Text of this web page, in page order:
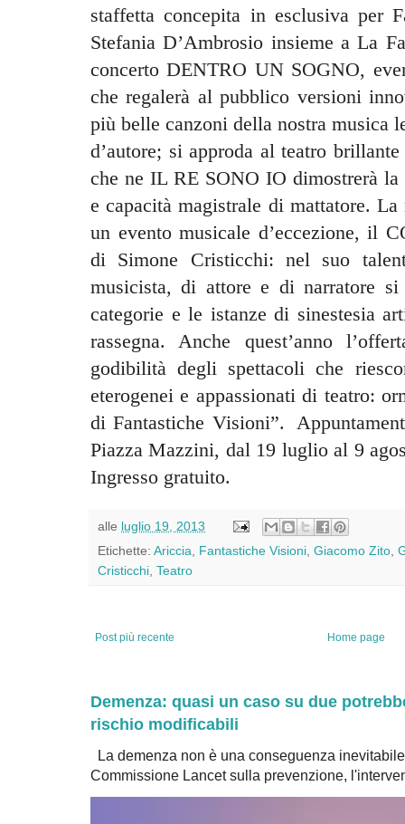
staffetta concepita in esclusiva per
Stefania D’Ambrosio insieme a La
concerto DENTRO UN SOGNO,
che regalerà al pubblico versioni
più belle canzoni della nostra musica
d’autore; si approda al teatro
che ne IL RE SONO IO dimostrerà
e capacità magistrale di mattatore. La
un evento musicale d’eccezione, il
di Simone Cristicchi: nel suo
musicista, di attore e di narratore
categorie e le istanze di sinestesia
rassegna. Anche quest’anno
godibilità degli spettacoli che
eterogenei e appassionati di teatro:
di Fantastiche Visioni”.
Piazza Mazzini, dal 19 luglio al 9
Ingresso gratuito.
alle luglio 19, 2013
Etichette: Ariccia Fantastiche Visioni Giacomo Zito
Cristicchi Teatro
Post più recente Home page
Demenza: quasi un caso su due
rischio modificabili
La demenza non è una conseguenza
Commissione Lancet sulla prevenzione,